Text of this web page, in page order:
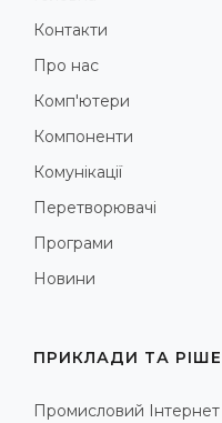
Контакти
Про нас
Комп'ютери
Компоненти
Комунікації
Перетворювачі
Програми
Новини
ПРИКЛАДИ ТА
Промисловий